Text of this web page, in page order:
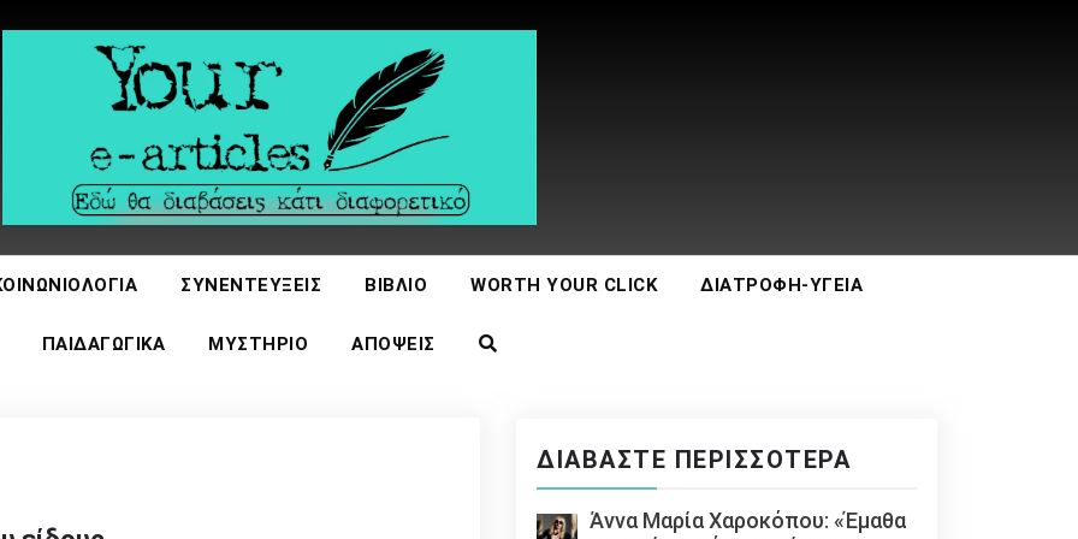
ΣΥΝΕΝΤΕΎΞΕΙΣ ΒΙΒΛΊΟ WORTH YOUR CLICK ΔΙΑΤΡΟΦΉ-ΥΓΕΊΑ
ΠΑΙΔΑΓΩΓΙΚΆ ΜΥΣΤΉΡΙΟ ΑΠΌΨΕΙΣ
ΔΙΑΒΆΣΤΕ ΠΕΡΙΣΣΌΤΕΡΑ
Άννα Μαρία Χαροκόπου: «Έμαθα